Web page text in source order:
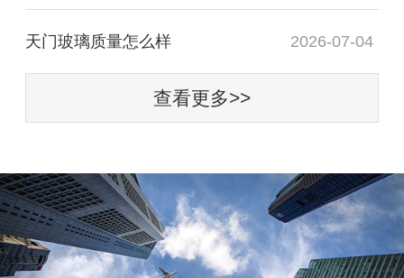
天门玻璃质量怎么样 2026-07-04
查看更多>>